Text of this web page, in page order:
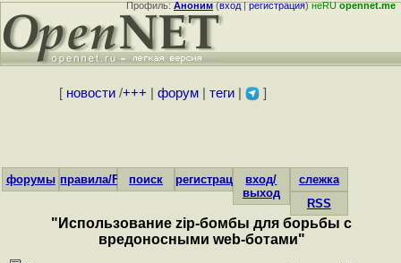
Профиль:Аноним(вход|регистрация)неRUopennet.me
[ новости/+++ форум| теги| ]
форумы правила/FAQпоиск регистрациявход/
выход
слежка
RSS
"Использование zip-бомбы для борьбы с
вредоносными web-ботами"